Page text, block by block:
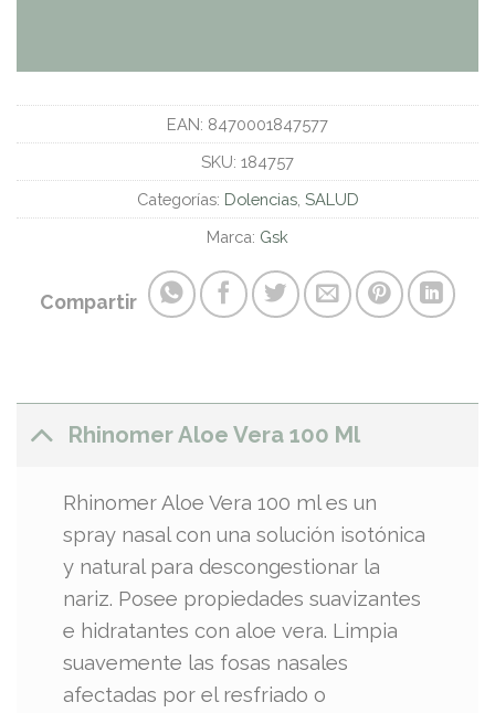
EAN: 8470001847577
SKU: 184757
Categorías: Dolencias, SALUD
Marca: Gsk
Compartir
Rhinomer Aloe Vera 100 Ml
Rhinomer Aloe Vera 100 ml es un
spray nasal con una solución isotónica
y natural para descongestionar la
nariz. Posee propiedades suavizantes
e hidratantes con aloe vera. Limpia
suavemente las fosas nasales
afectadas por el resfriado o